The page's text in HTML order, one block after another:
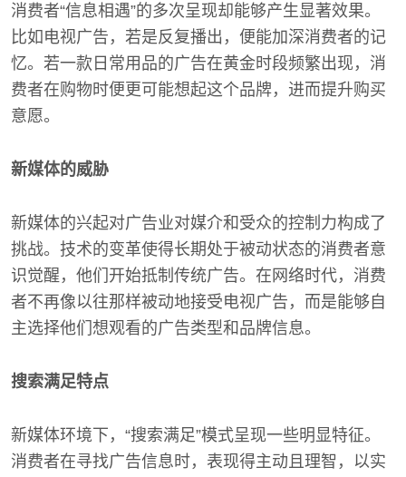
消费者“信息相遇”的多次呈现却能够产生显著效果。
比如电视广告，若是反复播出，便能加深消费者的记
忆。若一款日常用品的广告在黄金时段频繁出现，消
费者在购物时便更可能想起这个品牌，进而提升购买
意愿。
新媒体的威胁
新媒体的兴起对广告业对媒介和受众的控制力构成了
挑战。技术的变革使得长期处于被动状态的消费者意
识觉醒，他们开始抵制传统广告。在网络时代，消费
者不再像以往那样被动地接受电视广告，而是能够自
主选择他们想观看的广告类型和品牌信息。
搜索满足特点
新媒体环境下，“搜索满足”模式呈现一些明显特征。
消费者在寻找广告信息时，表现得主动且理智，以实